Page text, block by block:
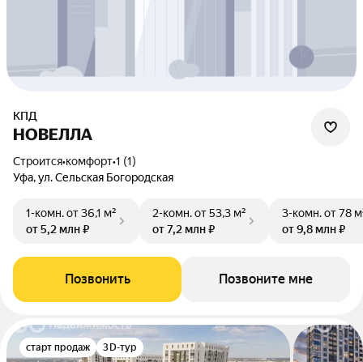
КПД
НОВЕЛЛА
Строится•комфорт•1 (1)
Уфа, ул. Сельская Богородская
1-комн.от 36,1 м²
от 5,2 млн ₽
2-комн.от 53,3 м²
от 7,2 млн ₽
3-комн.от 78
от 9,8 млн ₽
Позвонить Позвоните мне
старт продаж 3D-тур